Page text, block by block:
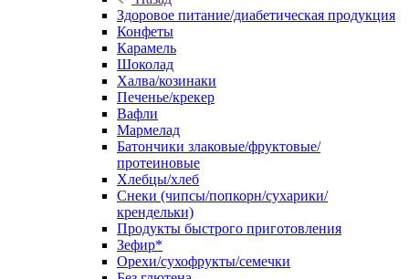
Здоровое питание/диабетическая продукция
Конфеты
Карамель
Шоколад
Халва/козинаки
Печенье/крекер
Вафли
Мармелад
Батончики злаковые/фруктовые/
протеиновые
Хлебцы/хлеб
Снеки (чипсы/попкорн/сухарики/
крендельки)
Продукты быстрого приготовления
Зефир*
Орехи/сухофрукты/семечки